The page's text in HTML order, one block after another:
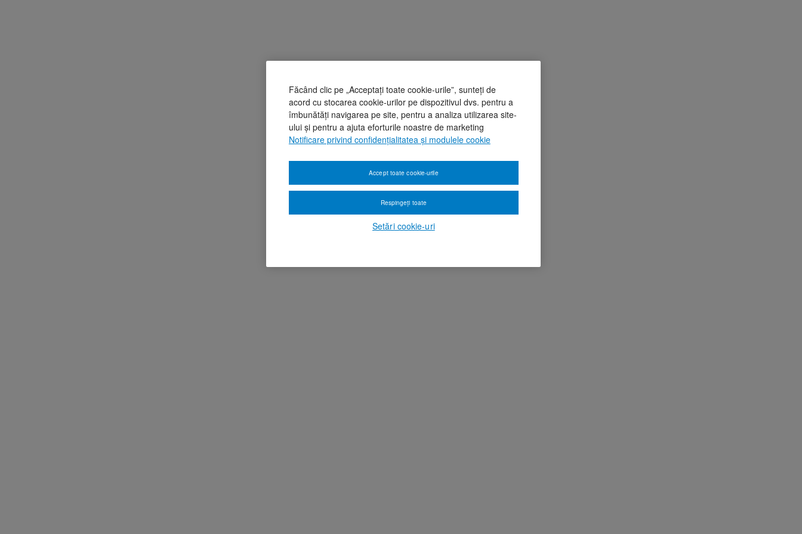
Făcând clic pe „Acceptați toate cookie-urile”, sunteți de
acord cu stocarea cookie-urilor pe dispozitivul dvs. pentru a
îmbunătăți navigarea pe site, pentru a analiza utilizarea site-
ului și pentru a ajuta eforturile noastre de marketing
Notificare privind confidențialitatea și modulele cookie
Setări cookie-uri
Respingeți toate
Accept toate cookie-urile